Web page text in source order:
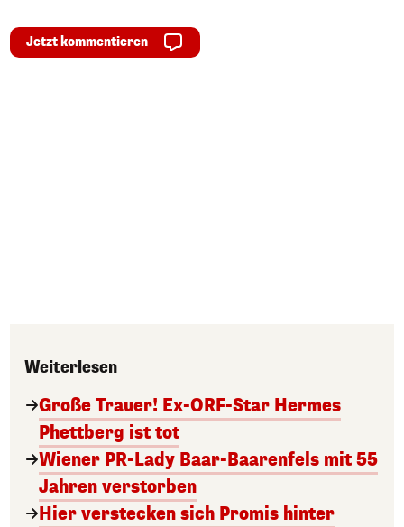
Jetzt kommentieren
Weiterlesen
Große Trauer! Ex-ORF-Star Hermes
Phettberg ist tot
Wiener PR-Lady Baar-Baarenfels mit 55
Jahren verstorben
Hier verstecken sich Promis hinter